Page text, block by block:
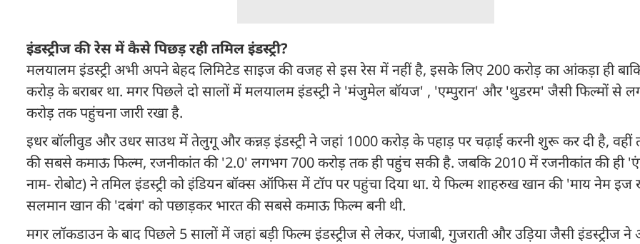
इंडस्ट्रीज की रेस में कैसे पिछड़ रही तमिल इंडस्ट्री?
मलयालम इंडस्ट्री अभी अपने बेहद लिमिटेड साइज की वजह से इस रेस में नहीं है, इसके लिए 200 करोड़ का आंकड़ा ही
करोड़ के बराबर था. मगर पिछले दो सालों में मलयालम इंडस्ट्री ने 'मंजुमेल बॉयज' , 'एम्पुरान' और 'थुडरम' जैसी फिल्मों से
करोड़ तक पहुंचना जारी रखा है.
इधर बॉलीवुड और उधर साउथ में तेलुगू और कन्नड़ इंडस्ट्री ने जहां 1000 करोड़ के पहाड़ पर चढ़ाई करनी शुरू कर दी है, वहीं
की सबसे कमाऊ फिल्म, रजनीकांत की '2.0' लगभग 700 करोड़ तक ही पहुंच सकी है. जबकि 2010 में रजनीकांत की ही
नाम- रोबोट) ने तमिल इंडस्ट्री को इंडियन बॉक्स ऑफिस में टॉप पर पहुंचा दिया था. ये फिल्म शाहरुख खान की 'माय नेम
सलमान खान की 'दबंग' को पछाड़कर भारत की सबसे कमाऊ फिल्म बनी थी.
मगर लॉकडाउन के बाद पिछले 5 सालों में जहां बड़ी फिल्म इंडस्ट्रीज से लेकर, पंजाबी, गुजराती और उड़िया जैसी इंडस्ट्रीज